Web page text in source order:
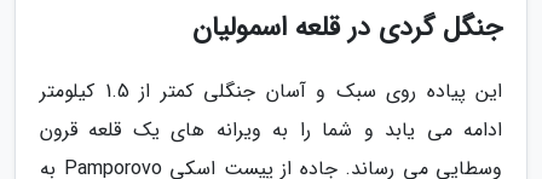
جنگل گردی در قلعه اسمولیان
این پیاده روی سبک و آسان جنگلی کمتر از 1.5 کیلومتر
ادامه می یابد و شما را به ویرانه های یک قلعه قرون
وسطایی می رساند. جاده از پیست اسکی Pamporovo به